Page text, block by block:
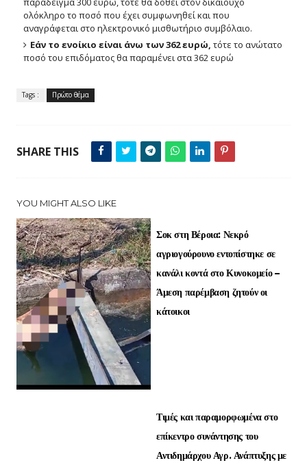
ολόκληρο το ποσό που έχει συμφωνηθεί και που
αναγράφεται στο ηλεκτρονικό μισθωτήριο συμβόλαιο.
Εάν το ενοίκιο είναι άνω των 362 ευρώ, τότε το ανώτατο
ποσό του επιδόματος θα παραμένει στα 362 ευρώ
Tags : Πρώτο θέμα
SHARE THIS
YOU MIGHT ALSO LIKE
Σοκ στη Βέροια: Νεκρό
αγριογούρουνο εντοπίστηκε σε
κανάλι κοντά στο Κυνοκομείο –
Άμεση παρέμβαση ζητούν οι
κάτοικοι
Τιμές και παραμορφωμένα στο
επίκεντρο συνάντησης του
Αντιδημάρχου Αγρ. Ανάπτυξης με